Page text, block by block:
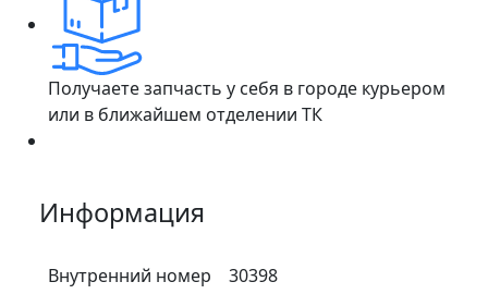
Получаете запчасть у себя в городе курьером
или в ближайшем отделении ТК
Информация
Внутренний номер
30398